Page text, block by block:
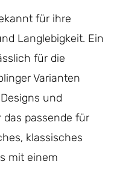
für ihre
Langlebigkeit. Ein
für die
Varianten
und
das passende für
klassisches
mit einem